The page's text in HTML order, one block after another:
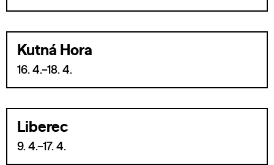
Kutná Hora
16. 4.–18. 4.
Liberec
9. 4.–17. 4.